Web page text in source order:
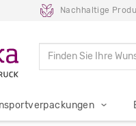
Nachhaltige